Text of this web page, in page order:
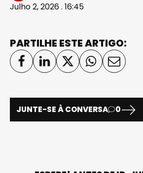
Julho 2, 2026 . 16:45
PARTILHE ESTE ARTIGO:
JUNTE-SE À CONVERSA 0